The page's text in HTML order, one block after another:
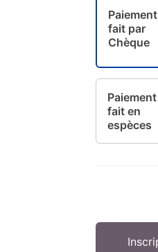
Paiement
fait par
Chèque
Paiement
fait en
espèces
Aucune